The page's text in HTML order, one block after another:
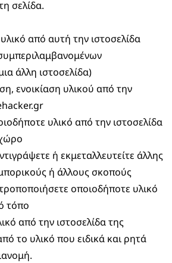
σελίδα.
από αυτή την ιστοσελίδα
άλλη ιστοσελίδα)
ενοικίαση υλικού από την
υλικό από την ιστοσελίδα
ή εκμεταλλευτείτε άλλης
ή άλλους σκοπούς
οποιοδήποτε υλικό
τόπο
από την ιστοσελίδα της
το υλικό που ειδικά και ρητά